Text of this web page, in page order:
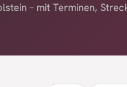
– mit Terminen,